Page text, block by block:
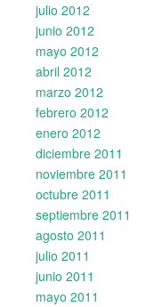
julio 2012
junio 2012
mayo 2012
abril 2012
marzo 2012
febrero 2012
enero 2012
diciembre 2011
noviembre 2011
octubre 2011
septiembre 2011
agosto 2011
julio 2011
junio 2011
mayo 2011